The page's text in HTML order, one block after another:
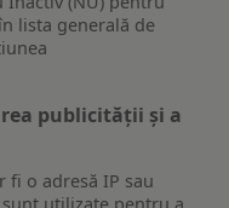
lista generală de
publicității și a
fi o adresă IP sau